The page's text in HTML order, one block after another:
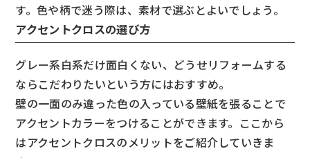
す。色や柄で迷う際は、素材で選ぶとよいでしょう。
アクセントクロスの選び方
グレー系白系だけ面白くない、どうせリフォームする
ならこだわりたいという方にはおすすめ。
壁の一面のみ違った色の入っている壁紙を張ることで
アクセントカラーをつけることができます。ここから
はアクセントクロスのメリットをご紹介していきま